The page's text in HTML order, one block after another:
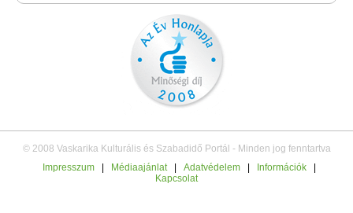
© 2008 Vaskarika Kulturális és Szabadidő Portál - Minden jog fenntartva
Impresszum
Médiaajánlat Adatvédelem Információk
Kapcsolat